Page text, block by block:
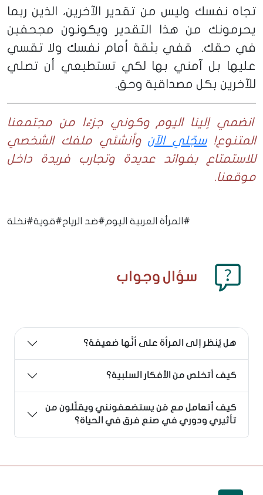
تجاه نفسك وليس من تقدير الآخرين، الذين ربما
يحرمونك من هذا التقدير ويكونون مجحفين
في حقك. قفي بثقة أمام نفسك ولا تقسي
عليها بل آمني بها لكي تستطيعي أن تصلي
للآخرين بكل مصداقية وحق.
انضمي إلينا اليوم وكوني جزءًا من مجتمعنا
المتنوع!سجّلي الآن وأنشئي ملفك الشخصي
للاستمتاع بفوائد عديدة وتجارب فريدة داخل
موقعنا.
#المرأة العربية اليوم #ضد الرياح#قوية#نخلة
سؤال وجواب
هل يُنظر إلى المرأة على أنَّها ضعيفة؟
كيف أتخلص من الأفكار السلبية؟
كيف أتعامل مع مَن يستضعفونني ويقلّلون من
تأثيري ودوري في صنع فرق في الحياة؟